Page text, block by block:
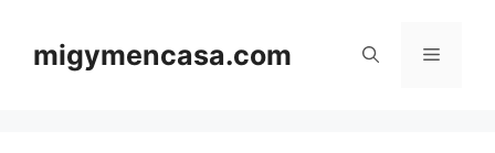
contenido
migymencasa.com Menú